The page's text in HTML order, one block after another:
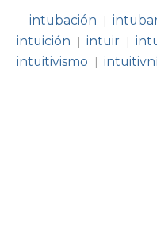
intubación |
intuición | intuir |
intuitivismo |